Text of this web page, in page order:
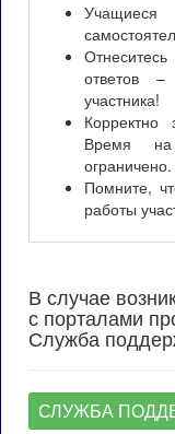
ответов
участника!
Время на
ограничено.
Помните,
работы
В случае
с порталами
Служба
СЛУЖБА